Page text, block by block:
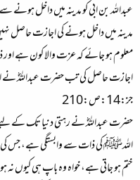
عبداللہ بن ابی کو مدینہ میں داخل
مدینہ میں داخل ہونے کی اجازت حاصل
معلوم ہو جائے کہ عزت والا کون ہے
اجازت حاصل کی تب حضرت عبداللہؓ نے اس
جز:14:ص:210
حضرت عبداللہؓ نے رہتی دنیا تک کے لیے
اللہﷺ کی ذات سے وابستگی ہے، جس
ختم ہو جاتی ہے، خواہ وہ باپ ہی کیوں